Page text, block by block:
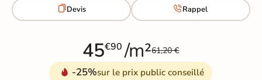
Devis Rappel
45€90 /m²61,20 €
-25%sur le prix public conseillé